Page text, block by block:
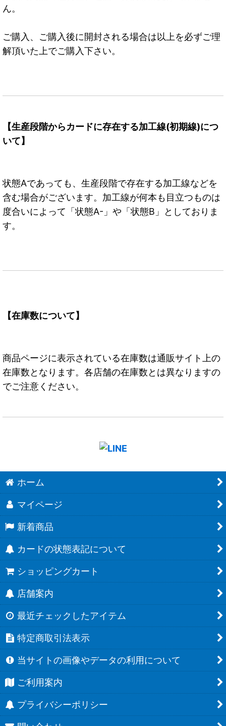
ん。
ご購入、ご購入後に開封される場合は以上を必ずご理
解頂いた上でご購入下さい。
【生産段階からカードに存在する加工線(初期線)につ
いて】
状態Aであっても、生産段階で存在する加工線などを
含む場合がございます。加工線が何本も目立つものは
度合いによって「状態A-」や「状態B」としておりま
す。
【在庫数について】
商品ページに表示されている在庫数は通販サイト上の
在庫数となります。各店舗の在庫数とは異なりますの
でご注意ください。
ホーム
マイページ
新着商品
カードの状態表記について
ショッピングカート
店舗案内
最近チェックしたアイテム
特定商取引法表示
当サイトの画像やデータの利用について
ご利用案内
プライバシーポリシー